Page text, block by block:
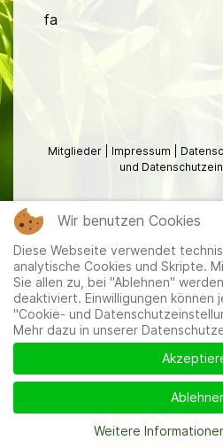
fa
Mitglieder Impressum
und
Wir benutzen Cookies
Diese Webseite verwendet
analytische Cookies und Skripte.
Sie allen zu, bei "Ablehnen"
deaktiviert. Einwilligungen
"Cookie- und
Mehr dazu in unserer
Weitere